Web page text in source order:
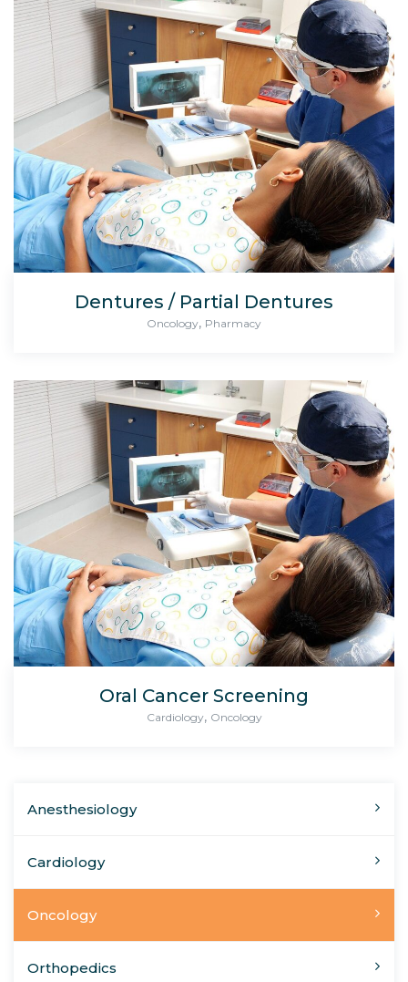
Dentures / Partial Dentures
Oncology, Pharmacy
Oral Cancer Screening
Cardiology, Oncology
Anesthesiology
Cardiology
Oncology
Orthopedics